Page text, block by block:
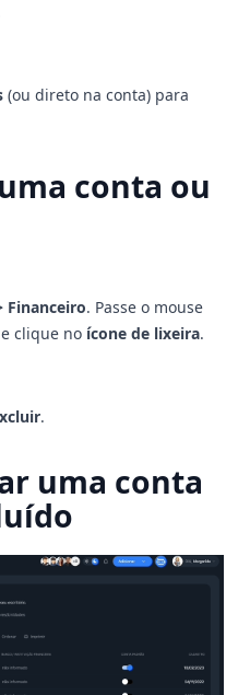
(ou direto na conta) para
conta ou
Financeiro. Passe o mouse
clique no ícone de lixeira.
.
uma conta